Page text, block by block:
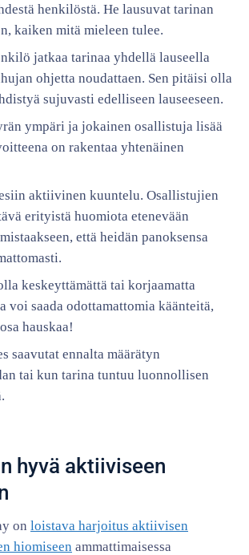
henkilöstä. He lausuvat tarinan
kaiken mitä mieleen tulee.
jatkaa tarinaa yhdellä lauseella
ohjetta noudattaen. Sen pitäisi olla
sujuvasti edelliseen lauseeseen.
ympäri ja jokainen osallistuja lisää
on rakentaa yhtenäinen
aktiivinen kuuntelu. Osallistujien
erityistä huomiota etenevään
että heidän panoksensa
keskeyttämättä tai korjaamatta
voi saada odottamattomia käänteitä,
hauskaa!
saavutat ennalta määrätyn
tai kun tarina tuntuu luonnollisen
hyvä aktiiviseen
on loistava harjoitus aktiivisen
hiomiseen ammattimaisessa